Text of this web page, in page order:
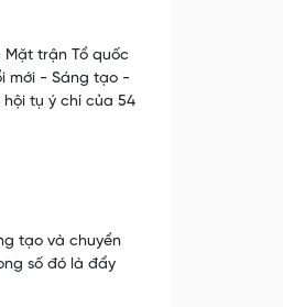
trận Tổ quốc
mới - Sáng tạo -
tụ ý chí của 54
tạo và chuyển
số đó là đẩy